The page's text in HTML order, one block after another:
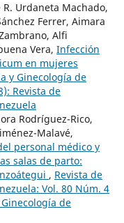
R. Urdaneta Machado,
Ferrer, Aimara
Alfi
Vera, Infección
en mujeres
y Ginecología de
Revista de
Rodríguez-Rico,
Malavé,
personal médico y
salas de parto:
, Revista de
Vol. 80 Núm. 4
de